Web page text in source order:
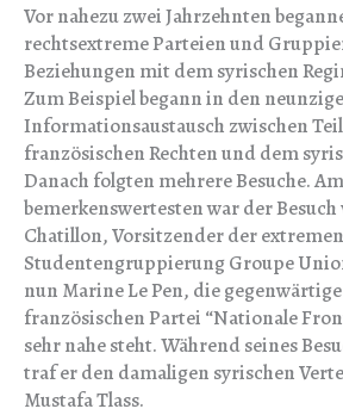
Vor nahezu zwei Jahrzehnten
rechtsextreme Parteien und
Beziehungen mit dem syrischen
Zum Beispiel begann in den
Informationsaustausch zwischen
französischen Rechten und dem
Danach folgten mehrere Besuche. Am
bemerkenswertesten war der
Chatillon, Vorsitzender der extremen
Studentengruppierung Groupe
nun Marine Le Pen, die
französischen Partei “Nationale
sehr nahe steht. Während seines
traf er den damaligen syrischen
Mustafa Tlass.